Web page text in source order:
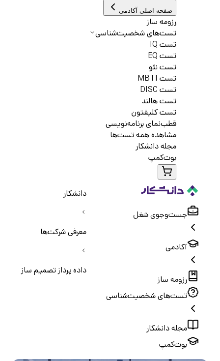
صفحه اصلی آکادمی
رزومه ساز
تست‌های شخصیت‌شناسی
تست IQ
تست EQ
تست نئو
تست MBTI
تست DISC
تست هالند
تست کلیفتون
قطب‌نمای برنامه‌نویسی
مشاهده همه تست‌ها
مجله دانشکار
بوت‌کمپ
جست‌و‌جوی شغل
آکادمی
رزومه ساز
تست‌های شخصیت‌شناسی
مجله دانشکار
بوت‌کمپ
دانشکار
معرفی شرکت‌ها
داده پرداز تصمیم ساز